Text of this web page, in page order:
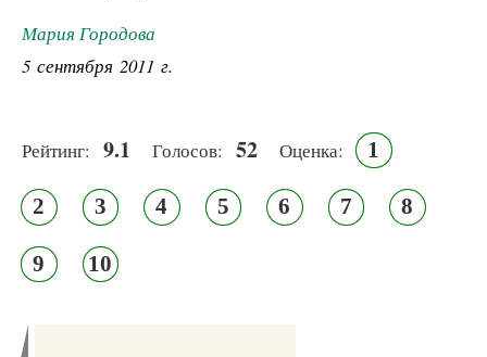
Мария Городова
5 сентября 2011 г.
Рейтинг: 9.1 Голосов: 52 Оценка: 1
2 3 4 5 6 7 8
9 10